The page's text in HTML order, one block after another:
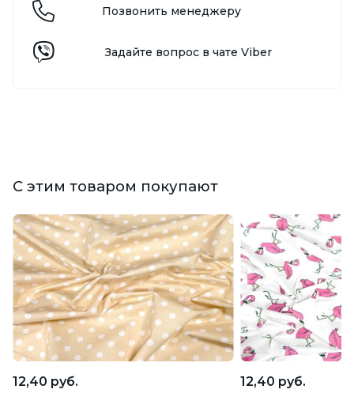
Позвонить менеджеру
Задайте вопрос в чате Viber
С этим товаром покупают
12,40 руб. 12,40 руб.